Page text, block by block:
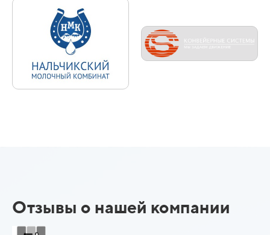
Отзывы о нашей компании